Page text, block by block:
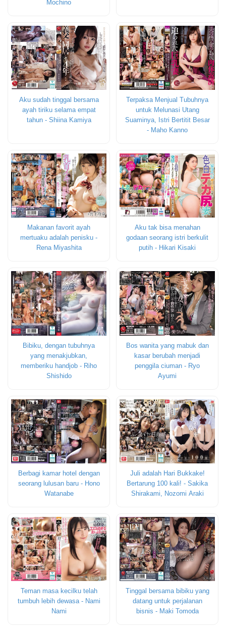
Mochino
Aku sudah tinggal bersama
ayah tiriku selama empat
tahun - Shiina Kamiya
Terpaksa Menjual Tubuhnya
untuk Melunasi Utang
Suaminya, Istri Bertitit Besar
- Maho Kanno
Makanan favorit ayah
mertuaku adalah penisku -
Rena Miyashita
Aku tak bisa menahan
godaan seorang istri berkulit
putih - Hikari Kisaki
Bibiku, dengan tubuhnya
yang menakjubkan,
memberiku handjob - Riho
Shishido
Bos wanita yang mabuk dan
kasar berubah menjadi
penggila ciuman - Ryo
Ayumi
Berbagi kamar hotel dengan
seorang lulusan baru - Hono
Watanabe
Juli adalah Hari Bukkake!
Bertarung 100 kali! - Sakika
Shirakami, Nozomi Araki
Teman masa kecilku telah
tumbuh lebih dewasa - Nami
Nami
Tinggal bersama bibiku yang
datang untuk perjalanan
bisnis - Maki Tomoda